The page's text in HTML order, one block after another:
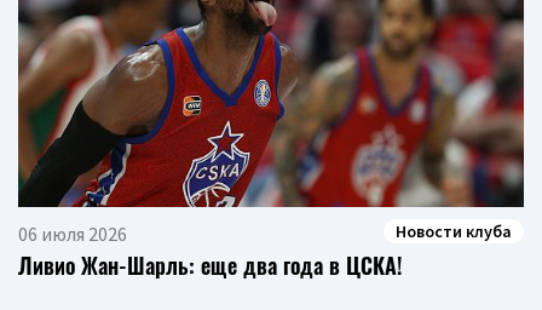
06 июля 2026 Новости клуба
Ливио Жан-Шарль: еще два года в ЦСКА!